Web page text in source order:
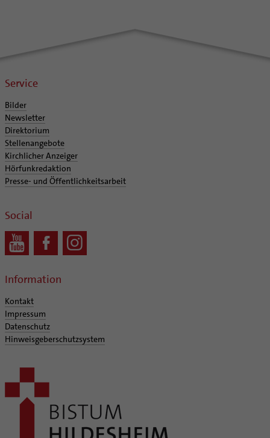
Service
Bilder
Newsletter
Direktorium
Stellenangebote
Kirchlicher Anzeiger
Hörfunkredaktion
Presse- und Öffentlichkeitsarbeit
Social
Information
Kontakt
Impressum
Datenschutz
Hinweisgeberschutzsystem